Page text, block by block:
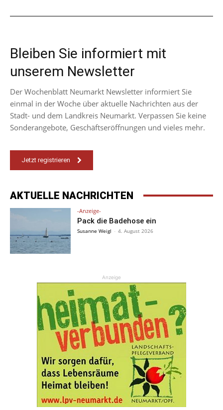
Bleiben Sie informiert mit
unserem Newsletter
Der Wochenblatt Neumarkt Newsletter informiert Sie
einmal in der Woche über aktuelle Nachrichten aus der
Stadt- und dem Landkreis Neumarkt. Verpassen Sie keine
Sonderangebote, Geschäftseröffnungen und vieles mehr.
Jetzt registrieren
AKTUELLE NACHRICHTEN
-Anzeige-
Pack die Badehose ein
Susanne Weigl - 4. August 2026
Anzeige